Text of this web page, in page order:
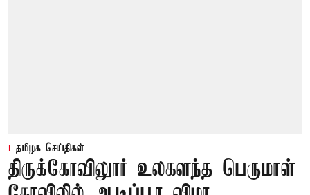
தமிழக செய்திகள்
திருக்கோவிலுார் உலகளந்த பெருமாள்